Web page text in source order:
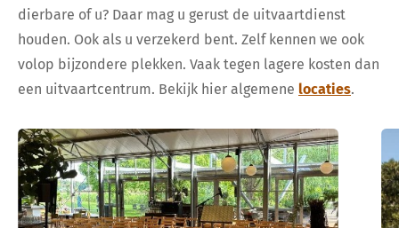
dierbare of u? Daar mag u gerust de uitvaartdienst
houden. Ook als u verzekerd bent. Zelf kennen we ook
volop bijzondere plekken. Vaak tegen lagere kosten dan
een uitvaartcentrum. Bekijk hier algemene locaties.